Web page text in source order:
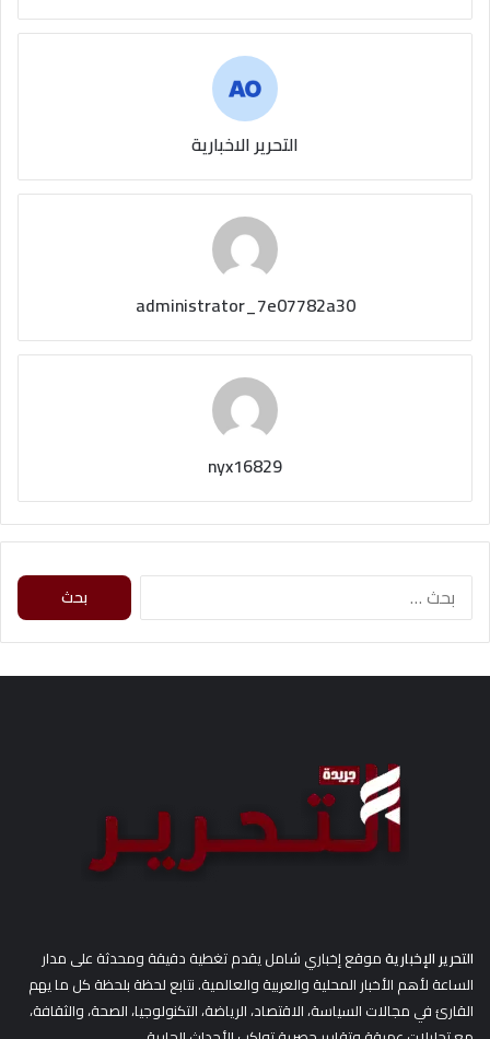
التحرير الاخبارية
administrator_7e07782a30
nyx16829
ث
التحرير الإخباريةموقع إخباري شامل يقدم تغطية دقيقة ومحدثة على مدار
الساعة لأهم الأخبار المحلية والعربية والعالمية. نتابع لحظة بلحظة كل ما يهم
القارئ في مجالات السياسة، الاقتصاد، الرياضة، التكنولوجيا، الصحة، والثقافة،